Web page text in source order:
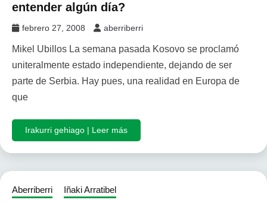
entender algún día?
febrero 27, 2008 aberriberri
Mikel Ubillos La semana pasada Kosovo se proclamó
uniteralmente estado independiente, dejando de ser
parte de Serbia. Hay pues, una realidad en Europa de
que
Irakurri gehiago | Leer más
Aberriberri Iñaki Arratibel